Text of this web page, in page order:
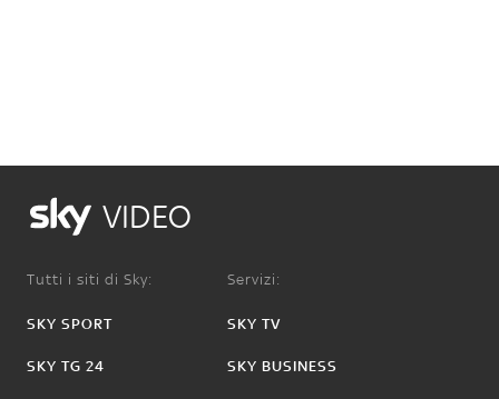
VIDEO
Tutti i siti di Sky:
SKY SPORT
SKY TG 24
Servizi:
SKY TV
SKY BUSINESS